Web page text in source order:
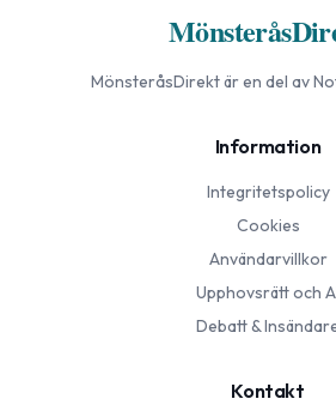
MönsteråsDirektär en del av
Information
Integritetspolicy
Cookies
Användarvillkor
Upphovsrätt och
Debatt &
Kontakt